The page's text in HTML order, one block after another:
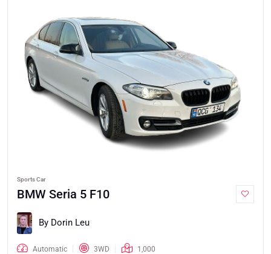
Sports Car
BMW Seria 5 F10
By Dorin Leu
Automatic 3WD 1,000